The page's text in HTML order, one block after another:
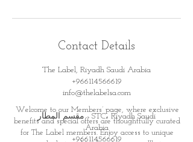
Contact Details
The Label, Riyadh Saudi Arabia
+966114566619
info@thelabelsa.com
مقسم المطار - STC، Riyadh Saudi
Arabia
+966114566619
Welcome to our Members’ page, where exclusive
benefits and special offers are thoughtfully curated
for The Label members. Enjoy access to unique